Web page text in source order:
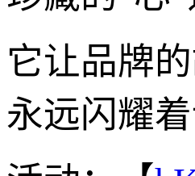
它让品牌
永远闪耀